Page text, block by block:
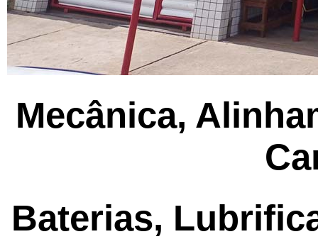
Mecânica,
Baterias,